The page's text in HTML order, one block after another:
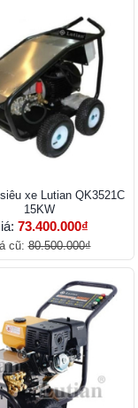
xe Lutian QK3521C
15KW
73.400.000₫
cũ:80.500.000₫